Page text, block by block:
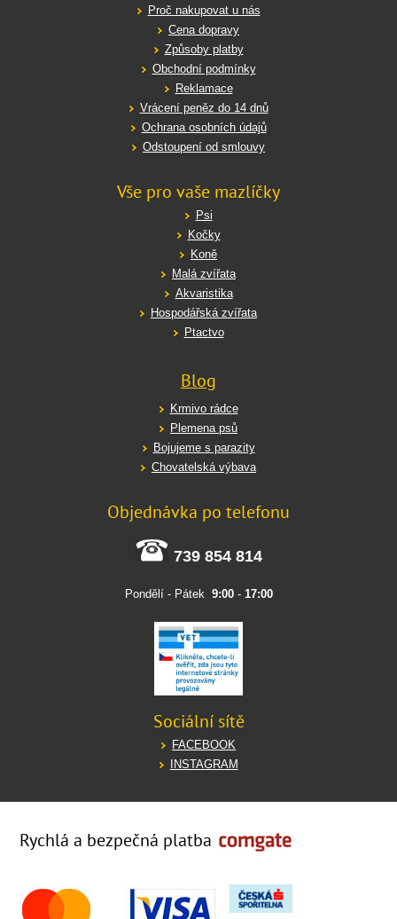
Proč nakupovat u nás
Cena dopravy
Způsoby platby
Obchodní podmínky
Reklamace
Vrácení peněz do 14 dnů
Ochrana osobních údajů
Odstoupení od smlouvy
Vše pro vaše mazlíčky
Psi
Kočky
Koně
Malá zvířata
Akvaristika
Hospodářská zvířata
Ptactvo
Blog
Krmivo rádce
Plemena psů
Bojujeme s parazity
Chovatelská výbava
Objednávka po telefonu
739 854 814
Pondělí - Pátek 9:00- 17:00
Sociální sítě
FACEBOOK
INSTAGRAM
Rychlá a bezpečná platba